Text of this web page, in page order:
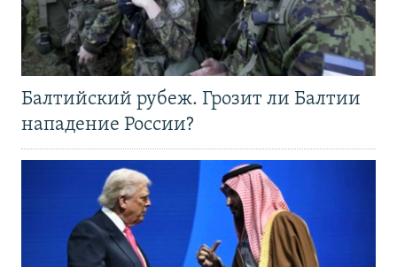
Балтийский рубеж. Грозит ли Балтии
нападение России?